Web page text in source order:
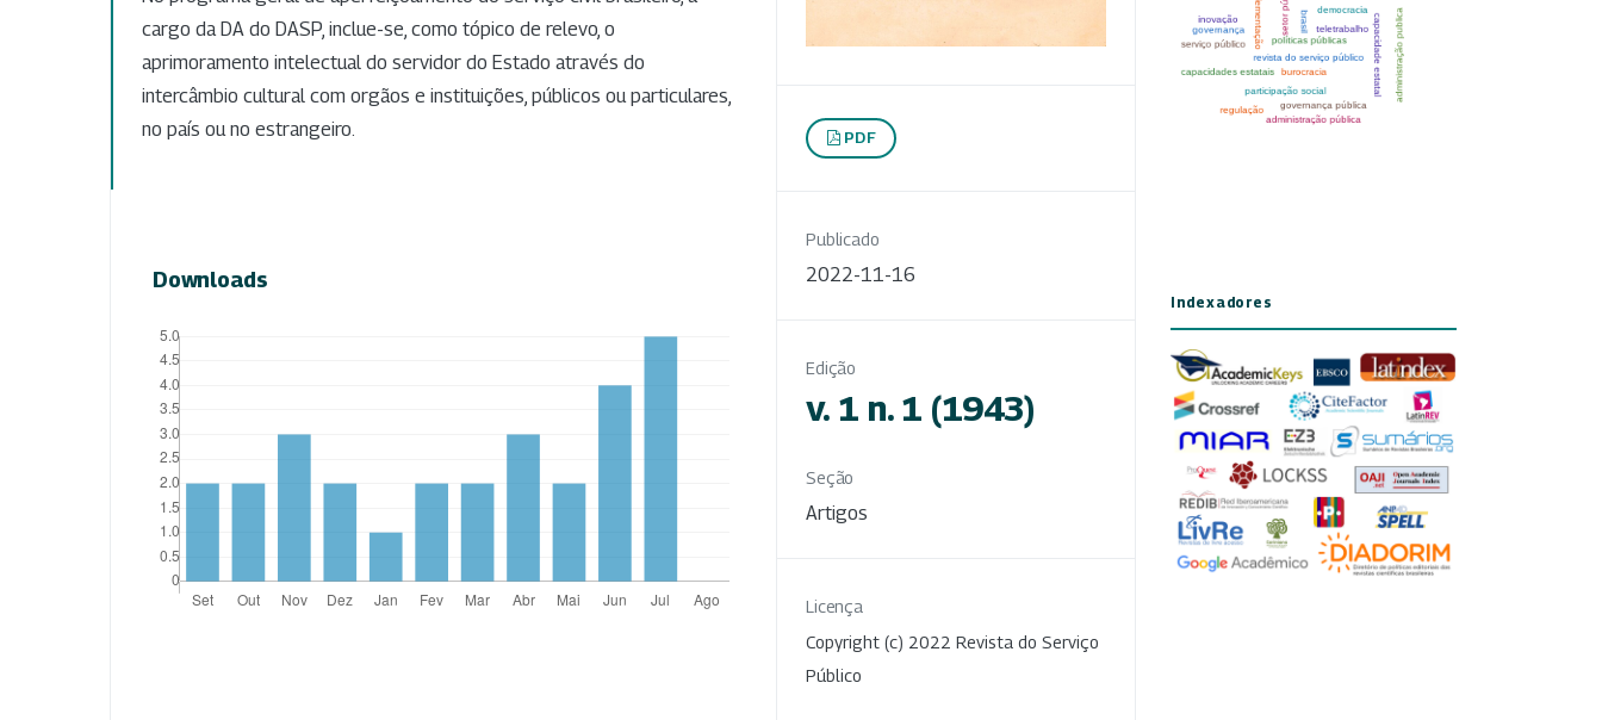
cargo da DA do DASP, inclue-se, como tópico de relevo, o
aprimoramento intelectual do servidor do Estado através do
intercâmbio cultural com orgãos e instituições, públicos ou particulares,
no país ou no estrangeiro.
Downloads
PDF
Publicado
2022-11-16
Edição
v. 1 n. 1 (1943)
Seção
Artigos
Licença
Copyright (c) 2022 Revista do Serviço
Público
Indexadores